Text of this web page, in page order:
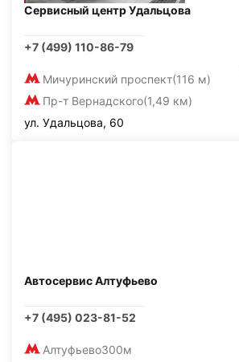
Сервисный центр Удальцова
+7 (499) 110-86-79
Мичуринский проспект(116 м)
Пр-т Вернадского(1,49 км)
ул. Удальцова, 60
Автосервис Алтуфьево
+7 (495) 023-81-52
Алтуфьево300м